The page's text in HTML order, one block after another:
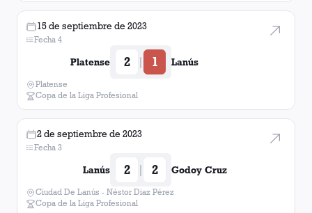
15 de septiembre de 2023
Fecha 4
Platense 2 | 1 Lanús
Platense
Copa de la Liga Profesional
2 de septiembre de 2023
Fecha 3
Lanús 2 | 2 Godoy Cruz
Ciudad De Lanús - Néstor Diaz Pérez
Copa de la Liga Profesional